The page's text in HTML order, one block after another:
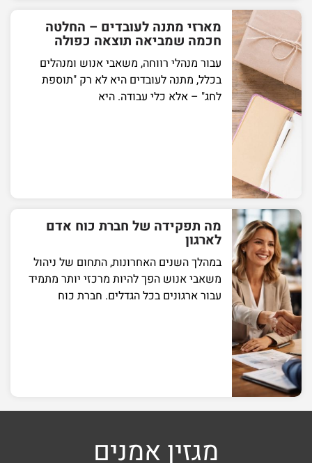
מארזי מתנה לעובדים – החלטה
חכמה שמביאה תוצאה כפולה
עבור מנהלי רווחה, משאבי אנוש ומנהלים
בכלל, מתנה לעובדים היא לא רק "תוספת
לחג" – אלא כלי עבודה. היא
מה תפקידה של חברת כוח אדם
לארגון
במהלך השנים האחרונות, התחום של ניהול
משאבי אנוש הפך להיות מרכזי יותר מתמיד
עבור ארגונים בכל הגדלים. חברת כוח
מגזין אמנים